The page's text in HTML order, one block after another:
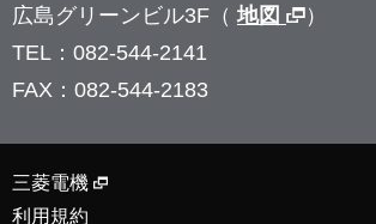
広島グリーンビル3F（ 地図
）
TEL：082-544-2141
FAX：082-544-2183
三菱電機
利用規約